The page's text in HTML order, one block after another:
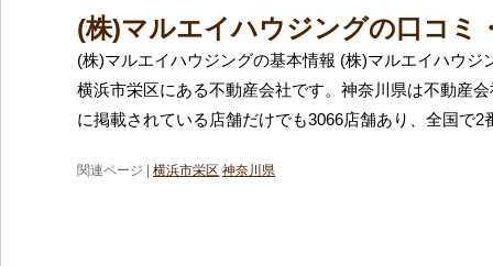
(株)マルエイハウジングの口コミ
(株)マルエイハウジングの基本情報 (株)マルエイハウジ
横浜市栄区にある不動産会社です。神奈川県は不動産
に掲載されている店舗だけでも3066店舗あり、全国で2
関連ページ | 横浜市栄区 神奈川県